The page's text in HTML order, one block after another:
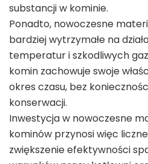
substancji w kominie.
Ponadto, nowoczesne
bardziej wytrzymałe na
temperatur i szkodliwych
komin zachowuje swoje
okres czasu, bez
konserwacji.
Inwestycja w nowoczesne
kominów przynosi więc
zwiększenie efektywności